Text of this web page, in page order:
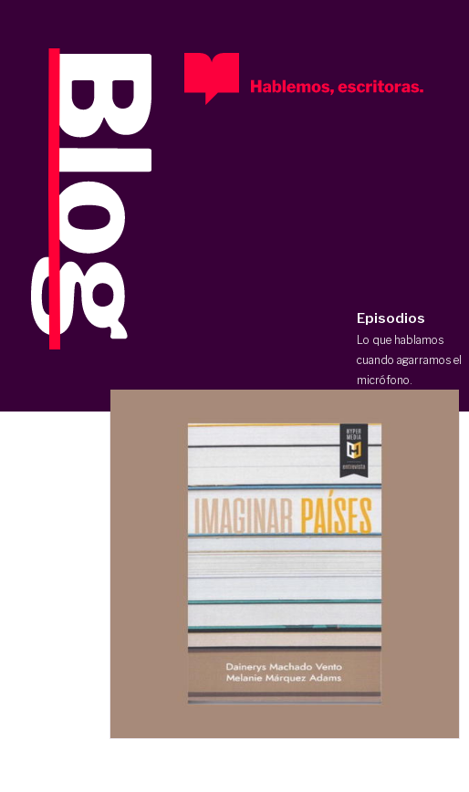
Episodios
Lo que hablamos
cuando agarramos el
micrófono.